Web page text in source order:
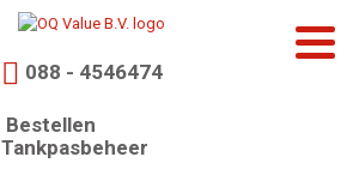
088 - 4546474
Bestellen
Tankpasbeheer